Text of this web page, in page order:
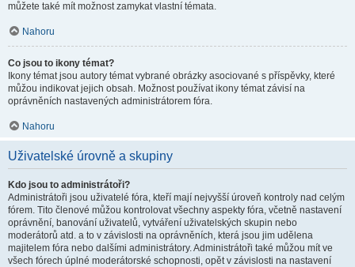
můžete také mít možnost zamykat vlastní témata.
Nahoru
Co jsou to ikony témat?
Ikony témat jsou autory témat vybrané obrázky asociované s příspěvky, které
můžou indikovat jejich obsah. Možnost používat ikony témat závisí na
oprávněních nastavených administrátorem fóra.
Nahoru
Uživatelské úrovně a skupiny
Kdo jsou to administrátoři?
Administrátoři jsou uživatelé fóra, kteří mají nejvyšší úroveň kontroly nad celým
fórem. Tito členové můžou kontrolovat všechny aspekty fóra, včetně nastavení
oprávnění, banování uživatelů, vytváření uživatelských skupin nebo
moderátorů atd. a to v závislosti na oprávněních, která jsou jim udělena
majitelem fóra nebo dalšími administrátory. Administrátoři také můžou mít ve
všech fórech úplné moderátorské schopnosti, opět v závislosti na nastavení